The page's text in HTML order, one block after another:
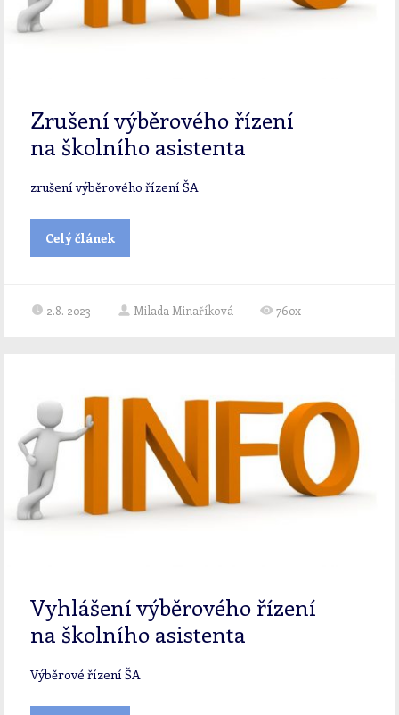
Zrušení výběrového řízení
na školního asistenta
zrušení výběrového řízení ŠA
Celý článek
2.8. 2023 Milada Minaříková 760x
Vyhlášení výběrového řízení
na školního asistenta
Výběrové řízení ŠA